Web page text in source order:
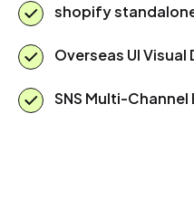
shopify
Overseas UI Visual
SNS Multi-